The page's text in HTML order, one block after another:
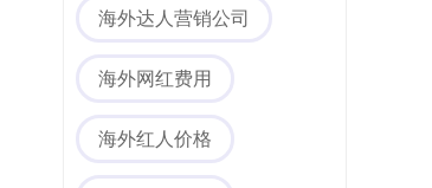
海外达人营销公司
海外网红费用
海外红人价格